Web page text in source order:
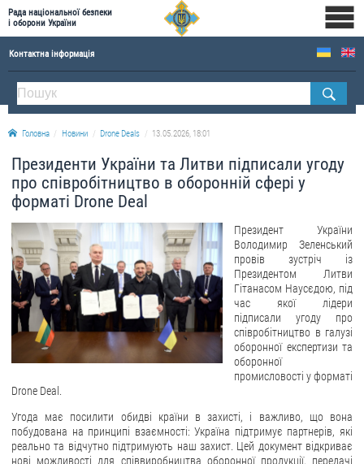
Рада національної безпеки
і оборони України
Контактна інформація
ПРО РНБОУ
Склад Ради національної безпеки і оборони України
Апарат Ради національної безпеки і оборони України
Правова основа діяльності Ради національної безпеки і оборони України
Історична довідка про діяльність Ради національної безпеки і оборони України
ПРЕСЦЕНТР
Новини
Drone Deals
Фотогалерея
Відеогалерея
ЗВЕРНЕННЯ ГРОМАДЯН
Звернення громадян
Електронне звернення
Головна Новини Drone Deals 13.05.2026, 18:01
Президенти України та Литви підписали угоду
про співробітництво в оборонній сфері у
форматі Drone Deal
Президент України
Володимир Зеленський
провів зустріч із
Президентом Литви
Гітанасом Наусєдою, під
час якої лідери
підписали угоду про
співробітництво в галузі
оборонної експертизи та
оборонної
промисловості у форматі
Drone Deal.
Угода має посилити обидві країни в захисті, і важливо, що вона
побудована на принципі взаємності: Україна підтримує партнерів, які
реально та відчутно підтримують наш захист. Цей документ відкриває
нові можливості для співвиробництва оборонної продукції, передачі